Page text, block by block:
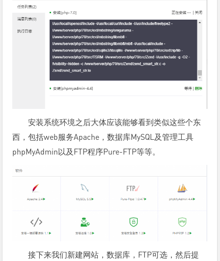
安装系统环境之后大体应该能够看到类似这些个东
西，包括web服务Apache，数据库MySQL及管理工具
phpMyAdmin以及FTP程序Pure-FTP等等。
接下来我们新建网站，数据库，FTP可选，然后提